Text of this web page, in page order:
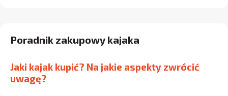
Poradnik zakupowy kajaka
Jaki kajak kupić? Na jakie aspekty zwrócić
uwagę?